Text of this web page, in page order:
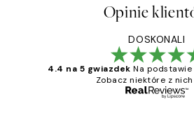
Opinie
DOSKONALI
4.4 na 5 gwiazdek Na
Zobacz niektóre z